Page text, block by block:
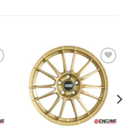
Aggiungi
alla lista
dei
desideri